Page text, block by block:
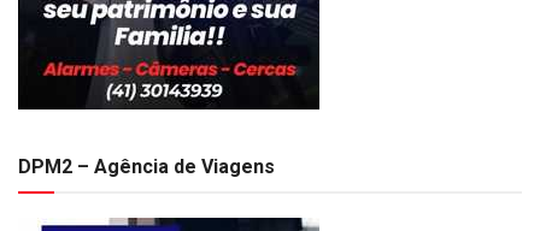
DPM2 – Agência de Viagens